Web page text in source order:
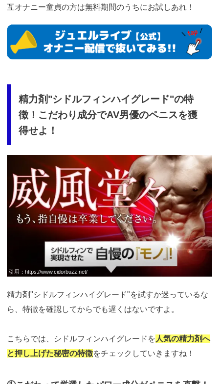
互オナニー童貞の方は無料期間のうちにお試しあれ！
https://www.j-
live.tv/LiveChat/acs.php?
si=jwchatt&pid=MLA5661_0001&pa=lp33.php
精力剤"シドルフィンハイグレード"の特
徴！こだわり成分でAV男優のペニスを獲
得せよ！
ad.com/ad/p/r?
_site=67781&_article=13980
引用： https://www.cidorbuzz.net/
精力剤"シドルフィンハイグレード"を試すか迷っているな
ら、特徴を確認してからでも遅くはないですよ。
こちらでは、シドルフィンハイグレードを 人気の精力剤へ
と押し上げた秘密の特徴をチェックしていきますね！